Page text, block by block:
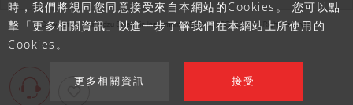
時，我們將視同您同意接受來自本網站的Cookies。 您可以點
擊「更多相關資訊」以進一步了解我們在本網站上所使用的
Cookies。
更多相關資訊 接受